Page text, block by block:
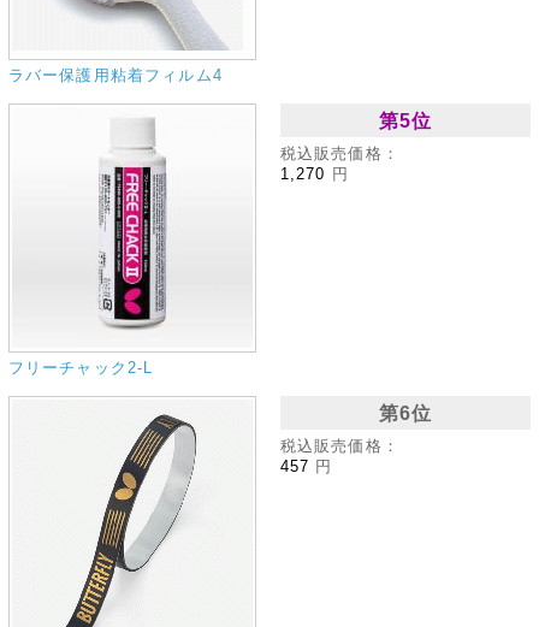
ラバー保護用粘着フィルム4
第5位
税込販売価格：
1,270 円
フリーチャック2‐L
第6位
税込販売価格：
457 円